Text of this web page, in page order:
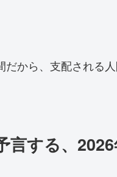
から、支配される
言する、